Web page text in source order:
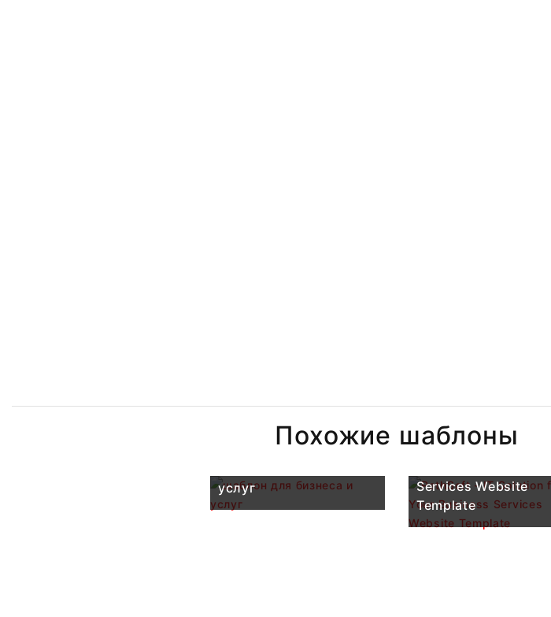
Похожие шаблоны
услуг
PathSoft - IT Solution
Services Website
Template